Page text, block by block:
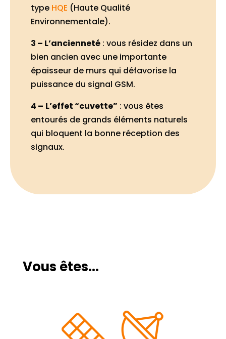
type HQE (Haute Qualité
Environnementale).
3 – L’ancienneté: vous résidez dans un
bien ancien avec une importante
épaisseur de murs qui défavorise la
puissance du signal GSM.
4 – L’effet “cuvette” : vous êtes
entourés de grands éléments naturels
qui bloquent la bonne réception des
signaux.
Vous êtes...